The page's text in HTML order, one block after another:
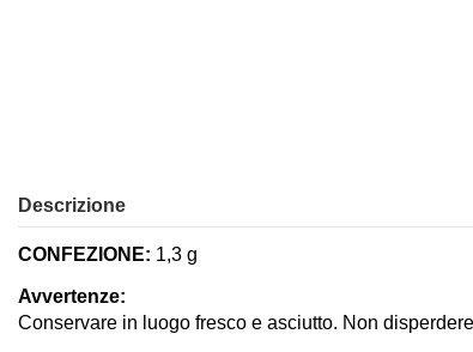
Descrizione
CONFEZIONE: 1,3 g
Avvertenze:
Conservare in luogo fresco e asciutto. Non